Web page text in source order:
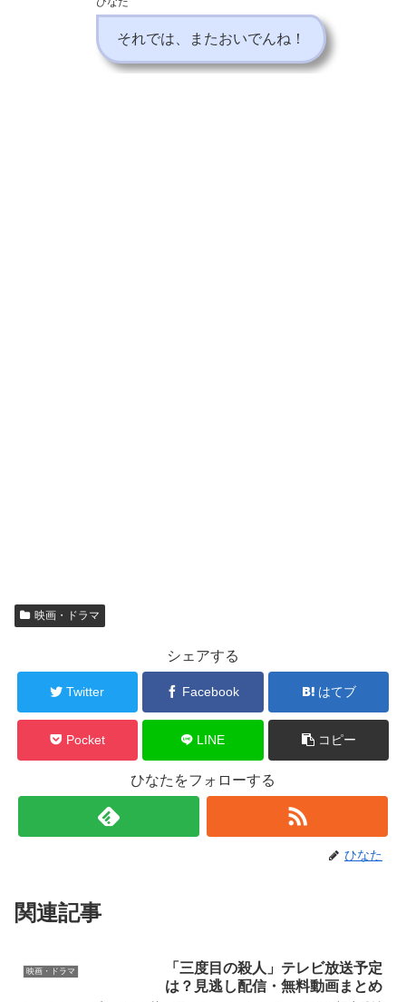
それでは、またおいでんね！
映画・ドラマ
シェアする
Twitter Facebook はてブ
Pocket LINE コピー
ひなたをフォローする
ひなた
関連記事
映画・ドラマ
「三度目の殺人」テレビ放送予定
は？見逃し配信・無料動画まとめ